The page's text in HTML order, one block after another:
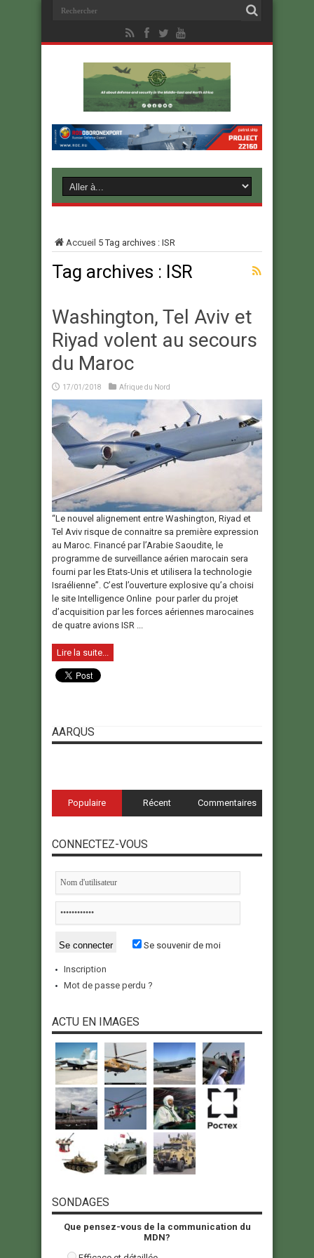
Accueil 5Tag archives : ISR
Tag archives : ISR
Washington, Tel Aviv et
Riyad volent au secours
du Maroc
17/01/2018 Afrique du Nord
“Le nouvel alignement entre Washington, Riyad et
Tel Aviv risque de connaitre sa première expression
au Maroc. Financé par l’Arabie Saoudite, le
programme de surveillance aérien marocain sera
fourni par les Etats-Unis et utilisera la technologie
Israélienne”. C’est l’ouverture explosive qu’a choisi
le site Intelligence Online pour parler du projet
d’acquisition par les forces aériennes marocaines
de quatre avions ISR ...
Lire la suite...
AARQUS
Populaire Récent Commentaires
CONNECTEZ-VOUS
Se souvenir de moi
Inscription
Mot de passe perdu ?
ACTU EN IMAGES
SONDAGES
Que pensez-vous de la communication du
MDN?